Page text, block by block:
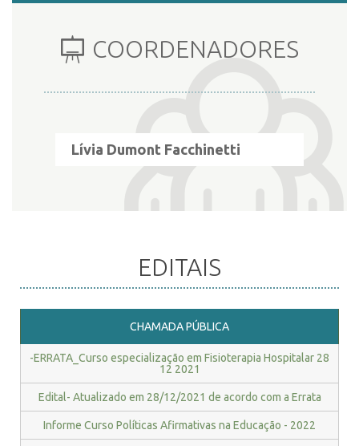
DOCENTES COORDENADORES
Lívia Dumont Facchinetti
EDITAIS
CHAMADA PÚBLICA
-ERRATA_Curso especialização em Fisioterapia Hospitalar 28
12 2021
Edital- Atualizado em 28/12/2021 de acordo com a Errata
Informe Curso Políticas Afirmativas na Educação - 2022